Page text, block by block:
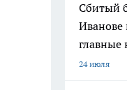
Сбитый
Иванове
главные
24 июля